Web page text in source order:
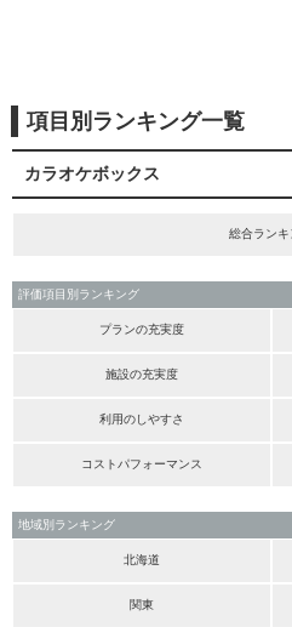
項目別ランキング一覧
カラオケボックス
総合ランキ
評価項目別ランキング
プランの充実度
施設の充実度
利用のしやすさ
コストパフォーマンス
地域別ランキング
北海道
関東